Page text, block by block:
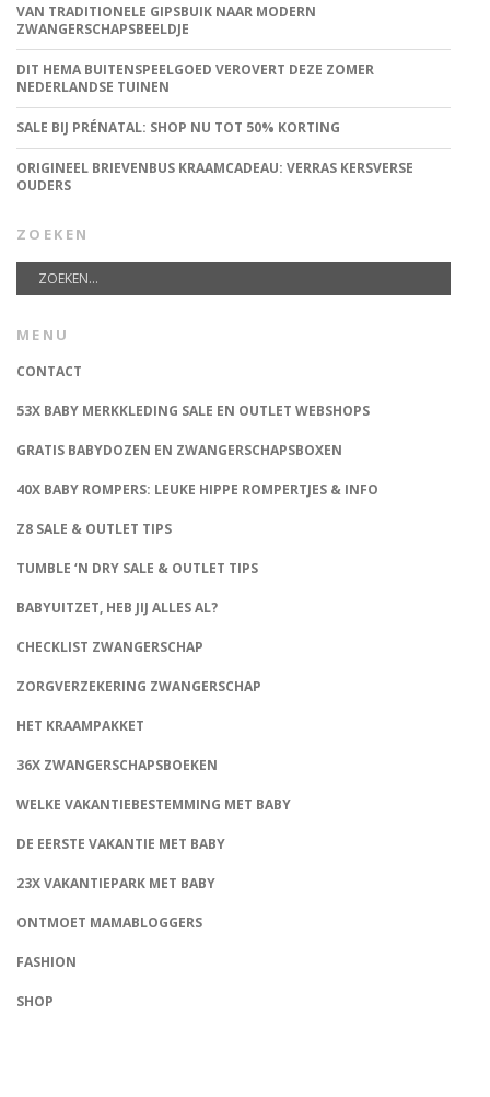
VAN TRADITIONELE GIPSBUIK NAAR MODERN
ZWANGERSCHAPSBEELDJE
DIT HEMA BUITENSPEELGOED VEROVERT DEZE ZOMER
NEDERLANDSE TUINEN
SALE BIJ PRÉNATAL: SHOP NU TOT 50% KORTING
ORIGINEEL BRIEVENBUS KRAAMCADEAU: VERRAS KERSVERSE
OUDERS
ZOEKEN
MENU
CONTACT
53X BABY MERKKLEDING SALE EN OUTLET WEBSHOPS
GRATIS BABYDOZEN EN ZWANGERSCHAPSBOXEN
40X BABY ROMPERS: LEUKE HIPPE ROMPERTJES & INFO
Z8 SALE & OUTLET TIPS
TUMBLE ‘N DRY SALE & OUTLET TIPS
BABYUITZET, HEB JIJ ALLES AL?
CHECKLIST ZWANGERSCHAP
ZORGVERZEKERING ZWANGERSCHAP
HET KRAAMPAKKET
36X ZWANGERSCHAPSBOEKEN
WELKE VAKANTIEBESTEMMING MET BABY
DE EERSTE VAKANTIE MET BABY
23X VAKANTIEPARK MET BABY
ONTMOET MAMABLOGGERS
FASHION
SHOP